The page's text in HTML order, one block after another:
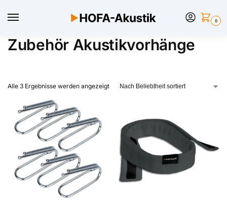
0
Zubehör Akustikvorhänge
Alle 3 Ergebnisse werden angezeigt